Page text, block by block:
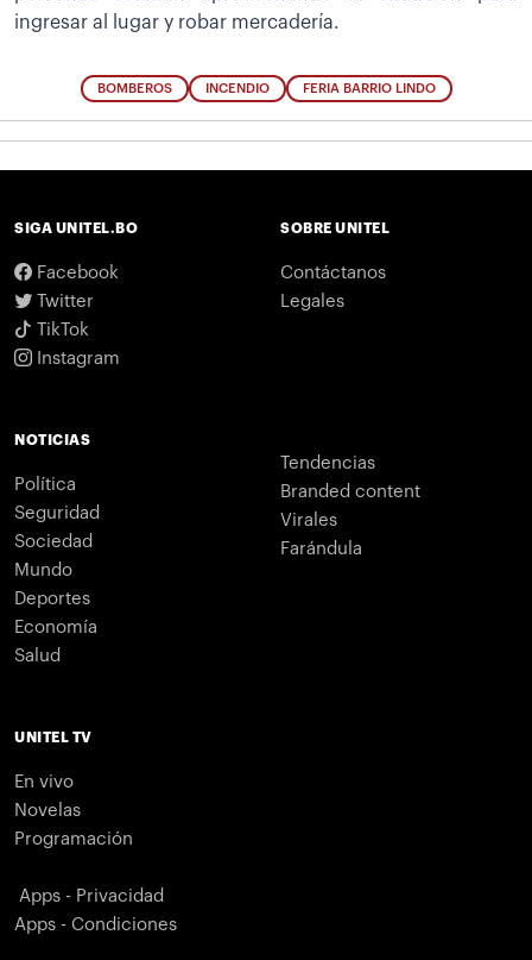
ingresar al lugar y robar mercadería.
BOMBEROS INCENDIO FERIA BARRIO LINDO
SIGA UNITEL.BO
Facebook
Twitter
TikTok
Instagram
SOBRE UNITEL
Contáctanos
Legales
NOTICIAS
Política
Seguridad
Sociedad
Mundo
Deportes
Economía
Salud
Tendencias
Branded content
Virales
Farándula
UNITEL TV
En vivo
Novelas
Programación
Apps - Privacidad
Apps - Condiciones